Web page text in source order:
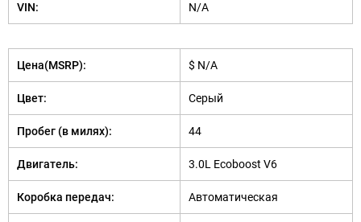
VIN: N/A
Цена(MSRP): $ N/A
Цвет: Серый
Пробег (в милях): 44
Двигатель: 3.0L Ecoboost V6
Коробка передач: Автоматическая